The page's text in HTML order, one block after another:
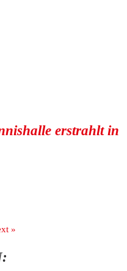
erstrahlt in
»